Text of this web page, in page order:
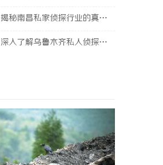
揭秘南昌私家侦探行业的真实面貌与服务价值详解
深入了解乌鲁木齐私人侦探行业的现状与发展趋势